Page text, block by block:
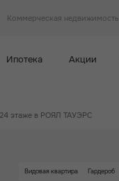
Коммерческая недвижимость
Ипотека Акции
этаже в РОЯЛ ТАУЭРС
Видовая квартира Гардероб